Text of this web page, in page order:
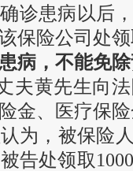
诊患病以后
保险公司处
病，不能免
夫黄先生向
金、医疗保
为，被保险
告处领取